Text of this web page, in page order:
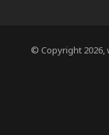
© Copyright 2026,